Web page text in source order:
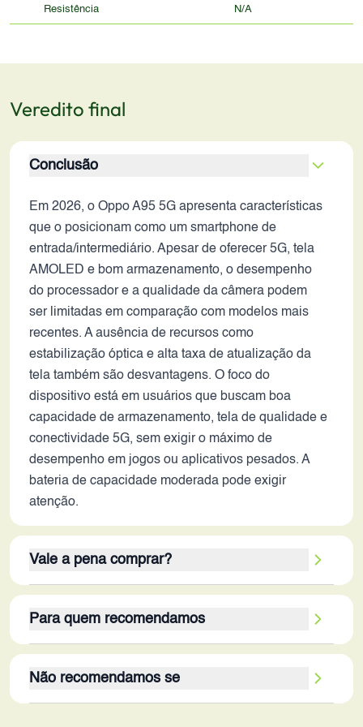
Resistência N/A
Veredito final
Conclusão
Em 2026, o Oppo A95 5G apresenta características
que o posicionam como um smartphone de
entrada/intermediário. Apesar de oferecer 5G, tela
AMOLED e bom armazenamento, o desempenho
do processador e a qualidade da câmera podem
ser limitadas em comparação com modelos mais
recentes. A ausência de recursos como
estabilização óptica e alta taxa de atualização da
tela também são desvantagens. O foco do
dispositivo está em usuários que buscam boa
capacidade de armazenamento, tela de qualidade e
conectividade 5G, sem exigir o máximo de
desempenho em jogos ou aplicativos pesados. A
bateria de capacidade moderada pode exigir
atenção.
Vale a pena comprar?
opção com custo-benefício questionável. Os pontos
fortes, como armazenamento generoso e tela
em desempenho, câmera e bateria, em comparação
com os modelos mais recentes, diminuem seu
Para quem recomendamos
buscam um dispositivo para uso diário, com foco
em conectividade, bom armazenamento e tela de
Não recomendamos se